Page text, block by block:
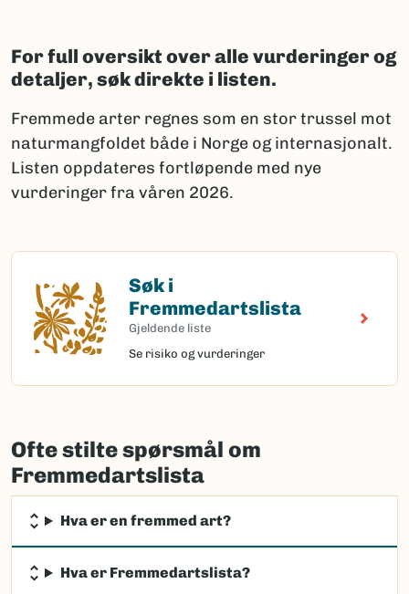
For full oversikt over alle vurderinger og
detaljer, søk direkte i listen.
Fremmede arter regnes som en stor trussel mot
naturmangfoldet både i Norge og internasjonalt.
Listen oppdateres fortløpende med nye
vurderinger fra våren 2026.
Søk i
Fremmedartslista
Gjeldende liste
Se risiko og vurderinger
Søk i Fremmedartslista
Ofte stilte spørsmål om
Fremmedartslista
Hva er en fremmed art?
Hva er Fremmedartslista?